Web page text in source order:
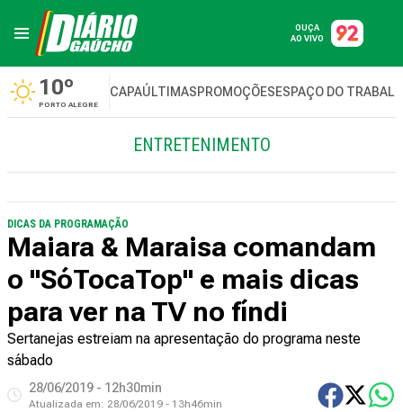
OUÇA
AO VIVO
10º
PORTO ALEGRE
CAPAÚLTIMASPROMOÇÕESESPAÇO DO
ENTRETENIMENTO
DICAS DA PROGRAMAÇÃO
Maiara & Maraisa comandam
o "SóTocaTop" e mais dicas
para ver na TV no fíndi
Sertanejas estreiam na apresentação do programa neste
sábado
28/06/2019 - 12h30min
Atualizada em: 28/06/2019 - 13h46min